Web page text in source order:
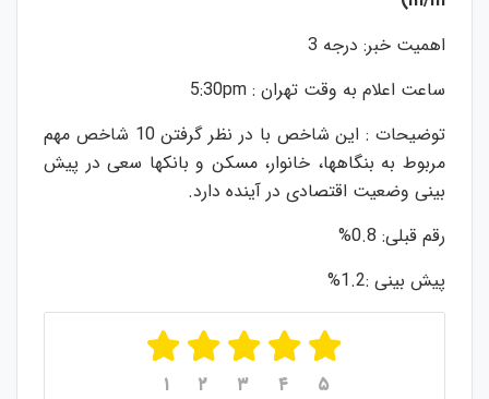
اهمیت خبر: درجه 3
ساعت اعلام به وقت تهران : 5:30pm
توضیحات : این شاخص با در نظر گرفتن 10 شاخص مهم
مربوط به بنگاهها، خانوار، مسکن و بانکها سعی در پیش
بینی وضعیت اقتصادی در آینده دارد.
رقم قبلی: 0.8%
پیش بینی :1.2%
۱ ۲ ۳ ۴ ۵